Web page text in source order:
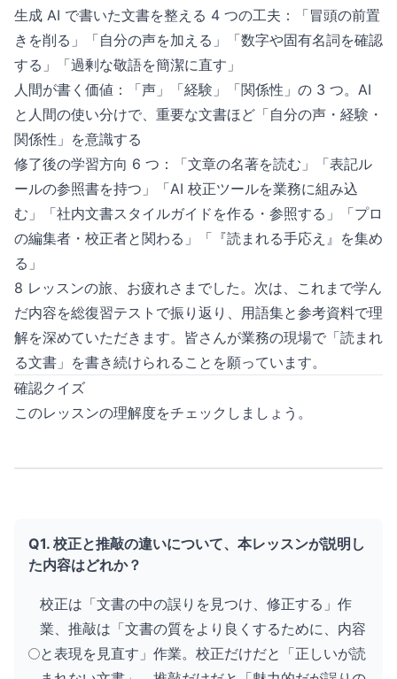
生成 AI で書いた文書を整える 4 つの工夫：「冒頭の前置
きを削る」「自分の声を加える」「数字や固有名詞を確認
する」「過剰な敬語を簡潔に直す」
人間が書く価値：「声」「経験」「関係性」の 3 つ。AI
と人間の使い分けで、重要な文書ほど「自分の声・経験・
関係性」を意識する
修了後の学習方向 6 つ：「文章の名著を読む」「表記ル
ールの参照書を持つ」「AI 校正ツールを業務に組み込
む」「社内文書スタイルガイドを作る・参照する」「プロ
の編集者・校正者と関わる」「『読まれる手応え』を集め
る」
8 レッスンの旅、お疲れさまでした。次は、これまで学ん
だ内容を総復習テストで振り返り、用語集と参考資料で理
解を深めていただきます。皆さんが業務の現場で「読まれ
る文書」を書き続けられることを願っています。
確認クイズ
このレッスンの理解度をチェックしましょう。
Q1. 校正と推敲の違いについて、本レッスンが説明し
た内容はどれか？
校正は「文書の中の誤りを見つけ、修正する」作
業、推敲は「文書の質をより良くするために、内容
と表現を見直す」作業。校正だけだと「正しいが読